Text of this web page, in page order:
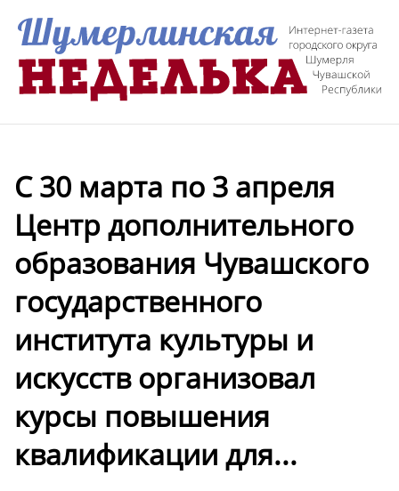
С 30 марта по 3 апреля
Центр дополнительного
образования Чувашского
государственного
института культуры и
искусств организовал
курсы повышения
квалификации для...